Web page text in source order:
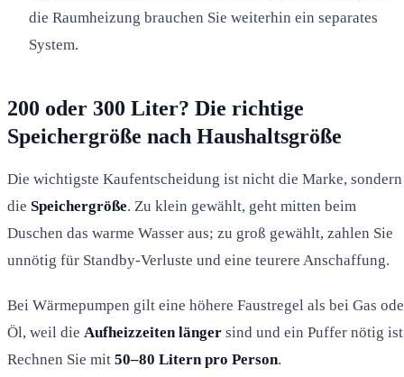
die Raumheizung brauchen Sie weiterhin ein separates
System.
200 oder 300 Liter? Die richtige
Speichergröße nach Haushaltsgröße
Die wichtigste Kaufentscheidung ist nicht die Marke, sondern
die Speichergröße. Zu klein gewählt, geht mitten beim
Duschen das warme Wasser aus; zu groß gewählt, zahlen Sie
unnötig für Standby-Verluste und eine teurere Anschaffung.
Bei Wärmepumpen gilt eine höhere Faustregel als bei Gas
Öl, weil die Aufheizzeiten länger sind und ein Puffer nötig
Rechnen Sie mit 50–80 Litern pro Person.